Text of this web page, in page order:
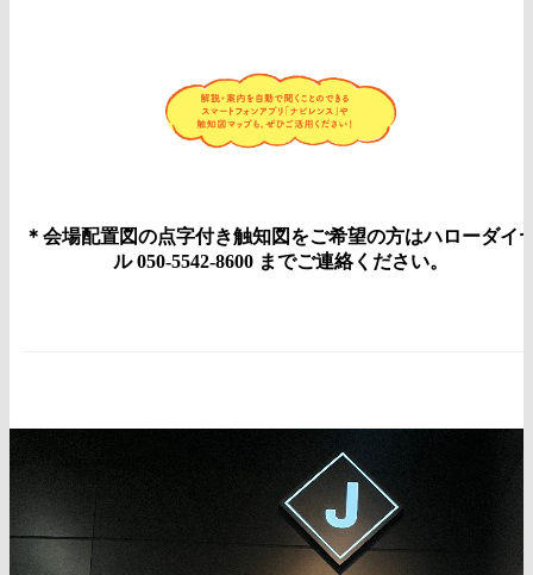
＊会場配置図の点字付き触知図をご希望の方はハローダイ
ル 050-5542-8600 までご連絡ください。